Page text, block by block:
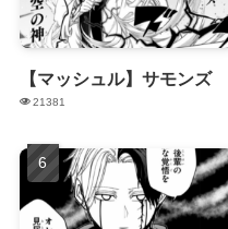
【マッシュル】サモンズ
21381